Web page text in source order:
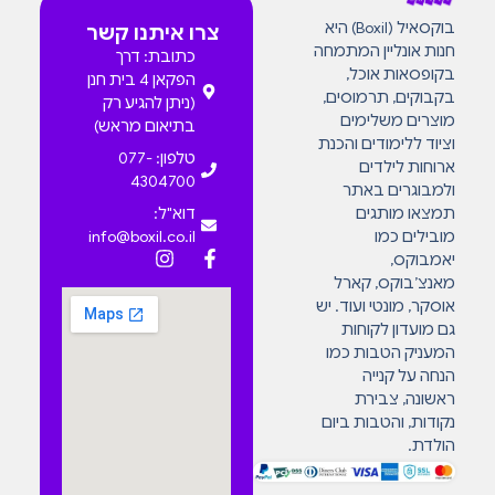
בוקסאיל (Boxil) היא
חנות אונליין המתמחה
בקופסאות אוכל,
בקבוקים, תרמוסים,
מוצרים משלימים
וציוד ללימודים והכנת
ארוחות לילדים
ולמבוגרים באתר
תמצאו מותגים
מובילים כמו
יאמבוקס,
מאנצ’בוקס, קארל
אוסקר, מונטי ועוד. יש
גם מועדון לקוחות
המעניק הטבות כמו
הנחה על קנייה
ראשונה, צבירת
נקודות, והטבות ביום
הולדת.
צרו איתנו קשר
כתובת: דרך
הפקאן 4 בית חנן
(ניתן להגיע רק
בתיאום מראש)
טלפון: 077-
4304700
דוא"ל:
info@boxil.co.il